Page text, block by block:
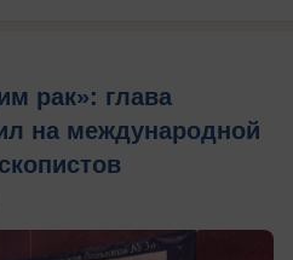
рак»: глава
на международной